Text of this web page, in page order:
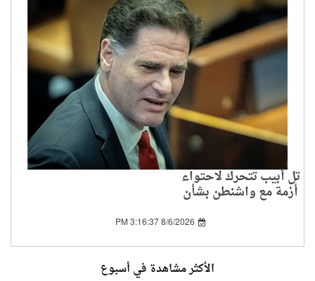
تل أبيب تتحرك لاحتواء
أزمة مع واشنطن بشأن
اتفاق غزة
8/6/2026 3:16:37 PM
الأكثر مشاهدة في أسبوع